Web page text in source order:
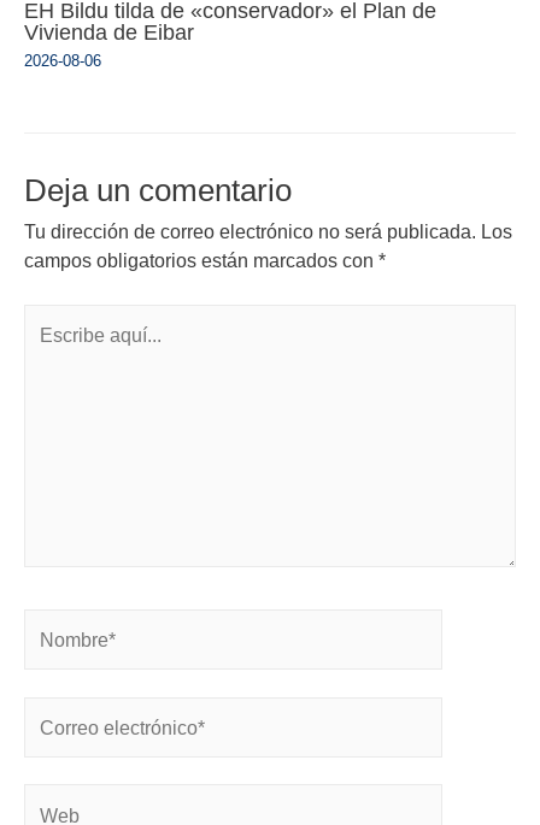
EH Bildu tilda de «conservador» el Plan de
Vivienda de Eibar
2026-08-06
Deja un comentario
Tu dirección de correo electrónico no será publicada. Los
campos obligatorios están marcados con *